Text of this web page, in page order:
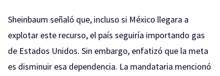
Sheinbaum señaló que, incluso si México llegara a
explotar este recurso, el país seguiría importando gas
de Estados Unidos. Sin embargo, enfatizó que la meta
es disminuir esa dependencia. La mandataria mencionó